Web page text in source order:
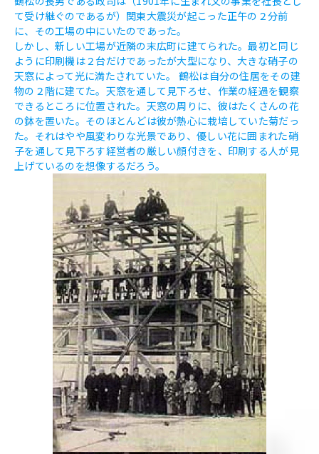
て受け継ぐのであるが）関東大震災が起こった正午の２分前
に、その工場の中にいたのであった。
しかし、新しい工場が近隣の末広町に建てられた。最初と同じ
ように印刷機は２台だけであったが大型になり、大きな硝子の
天窓によって光に満たされていた。 鶴松は自分の住居をその建
物の２階に建てた。天窓を通して見下ろせ、作業の経過を観察
できるところに位置された。天窓の周りに、彼はたくさんの花
の鉢を置いた。そのほとんどは彼が熱心に栽培していた菊だっ
た。それはやや風変わりな光景であり、優しい花に囲まれた硝
子を通して見下ろす経営者の厳しい顔付きを、印刷する人が見
上げているのを想像するだろう。